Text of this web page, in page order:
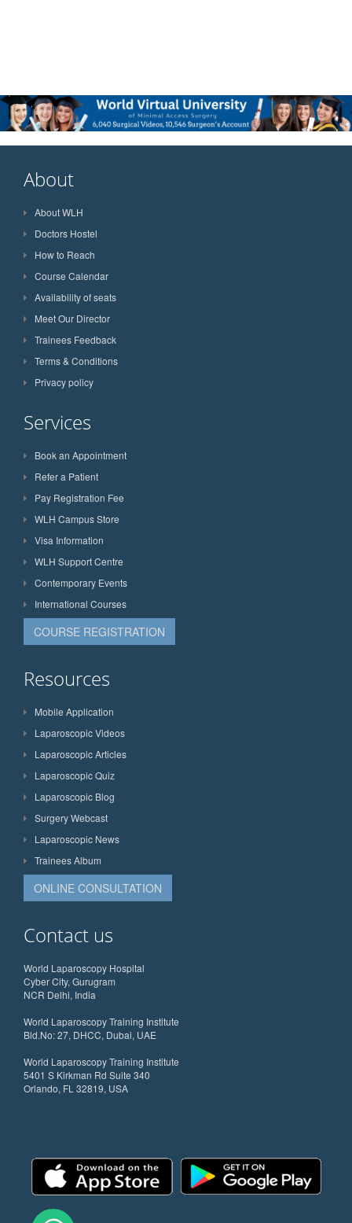
About
About WLH
Doctors Hostel
How to Reach
Course Calendar
Availability of seats
Meet Our Director
Trainees Feedback
Terms & Conditions
Privacy policy
Services
Book an Appointment
Refer a Patient
Pay Registration Fee
WLH Campus Store
Visa Information
WLH Support Centre
Contemporary Events
International Courses
COURSE REGISTRATION
Resources
Mobile Application
Laparoscopic Videos
Laparoscopic Articles
Laparoscopic Quiz
Laparoscopic Blog
Surgery Webcast
Laparoscopic News
Trainees Album
ONLINE CONSULTATION
Contact us
World Laparoscopy Hospital
Cyber City, Gurugram
NCR Delhi, India
World Laparoscopy Training Institute
Bld.No: 27, DHCC, Dubai, UAE
World Laparoscopy Training Institute
5401 S Kirkman Rd Suite 340
Orlando, FL 32819, USA